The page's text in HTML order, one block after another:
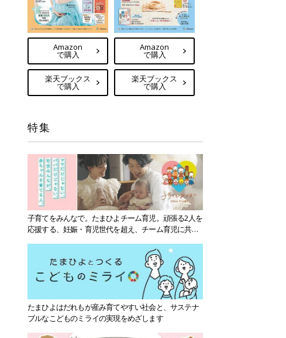
Amazon
で購入
楽天ブックス
で購入
Amazon
で購入
楽天ブックス
で購入
特集
子育てをみんなで。たまひよチーム育児。頑張る2人を
応援する、妊娠・育児世代を超え、チーム育児に共感
たまひよはだれもが産み育てやすい社会と、サステナ
ブルなこどものミライの実現をめざします